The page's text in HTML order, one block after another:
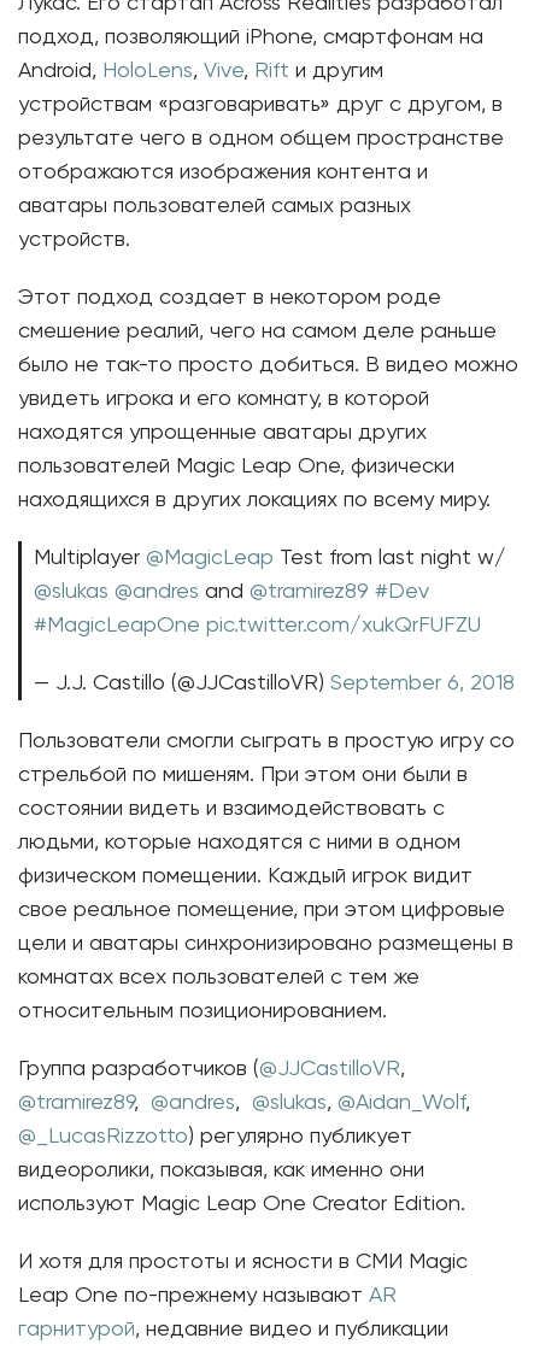
подход, позволяющий iPhone, смартфонам на
Android, HoloLens, Vive, Rift и другим
устройствам «разговаривать» друг с другом, в
результате чего в одном общем пространстве
отображаются изображения контента и
аватары пользователей самых разных
устройств.
Этот подход создает в некотором роде
смешение реалий, чего на самом деле раньше
было не так-то просто добиться. В видео можно
увидеть игрока и его комнату, в которой
находятся упрощенные аватары других
пользователей Magic Leap One, физически
находящихся в других локациях по всему миру.
Multiplayer @MagicLeap Test from last night w/
@slukas @andres and @tramirez89 #Dev
#MagicLeapOne pic.twitter.com/xukQrFUFZU
— J.J. Castillo (@JJCastilloVR) September 6, 2018
Пользователи смогли сыграть в простую игру со
стрельбой по мишеням. При этом они были в
состоянии видеть и взаимодействовать с
людьми, которые находятся с ними в одном
физическом помещении. Каждый игрок видит
свое реальное помещение, при этом цифровые
цели и аватары синхронизировано размещены в
комнатах всех пользователей с тем же
относительным позиционированием.
Группа разработчиков (@JJCastilloVR,
@tramirez89, @andres, @slukas, @Aidan_Wolf,
@_LucasRizzotto) регулярно публикует
видеоролики, показывая, как именно они
используют Magic Leap One Creator Edition.
И хотя для простоты и ясности в СМИ Magic
Leap One по-прежнему называют AR
гарнитурой, недавние видео и публикации